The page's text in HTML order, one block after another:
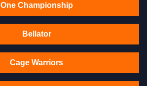
One Championship
Bellator
Cage Warriors